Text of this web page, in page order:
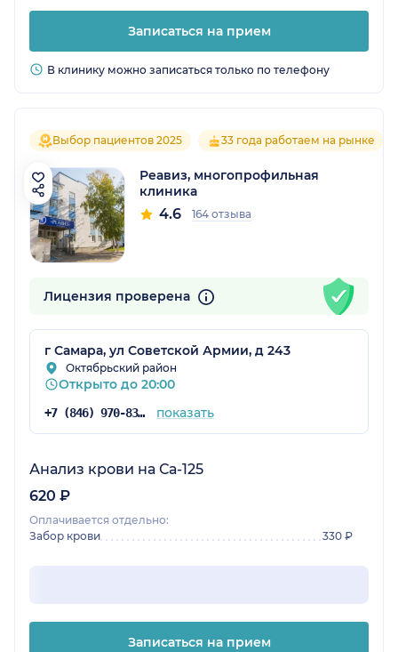
Записаться на прием
В клинику можно записаться только по телефону
Выбор пациентов 2025 33 года работаем на рынке
Реавиз, многопрофильная
клиника
4.6 164 отзыва
Лицензия проверена
г Самара, ул Советской Армии, д 243
Октябрьский район
Открыто до 20:00
+7 (846) 970-83-16 показать
Анализ крови на Са-125
620 ₽
Оплачивается отдельно:
Забор крови
330 ₽
Записаться на прием